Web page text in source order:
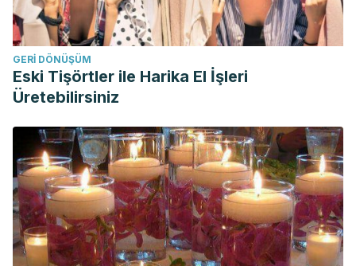
GERI DÖNÜŞÜM
Eski Tişörtler ile Harika El İşleri
Üretebilirsiniz